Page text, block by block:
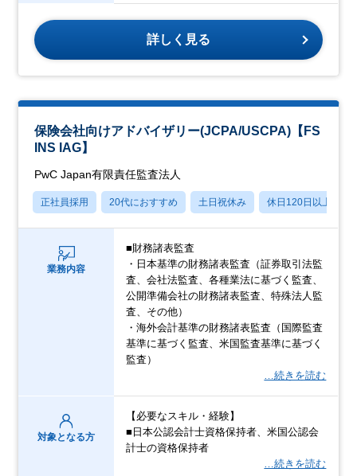
詳しく見る
保険会社向けアドバイザリー(JCPA/USCPA)【FS
INS IAG】
PwC Japan有限責任監査法人
正社員採用 20代におすすめ 土日祝休み 休日120日以上
業務内容
■財務諸表監査
・日本基準の財務諸表監査（証券取引法監
査、会社法監査、各種業法に基づく監査、
公開準備会社の財務諸表監査、特殊法人監
査、その他）
・海外会計基準の財務諸表監査（国際監査
基準に基づく監査、米国監査基準に基づく
監査）
…続きを読む
対象となる方
【必要なスキル・経験】
■日本公認会計士資格保持者、米国公認会
計士の資格保持者
…続きを読む